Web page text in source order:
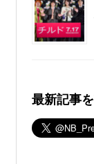
最新記事